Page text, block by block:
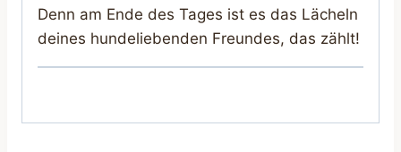
Denn am Ende des Tages ist es das Lächeln
deines hundeliebenden Freundes, das zählt!